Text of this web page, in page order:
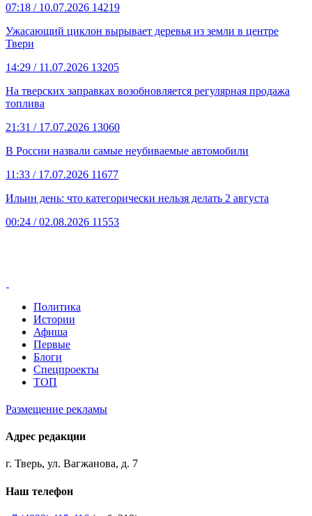
07:18 / 10.07.2026 14219
Ужасающий циклон вырывает деревья из земли в центре
Твери
14:29 / 11.07.2026 13205
На тверских заправках возобновляется регулярная продажа
топлива
21:31 / 17.07.2026 13060
В России назвали самые неубиваемые автомобили
11:33 / 17.07.2026 11677
Ильин день: что категорически нельзя делать 2 августа
00:24 / 02.08.2026 11553
Политика
Истории
Афиша
Первые
Блоги
Спецпроекты
ТОП
Размещение рекламы
Адрес редакции
г. Тверь, ул. Вагжанова, д. 7
Наш телефон